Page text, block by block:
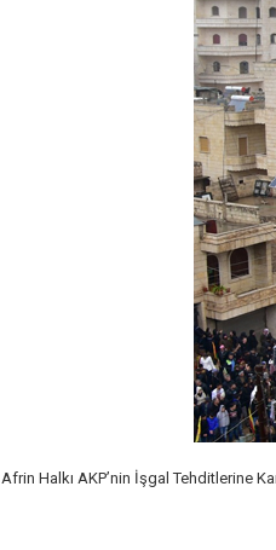
Afrin Halkı AKP’nin İşgal Tehditlerine